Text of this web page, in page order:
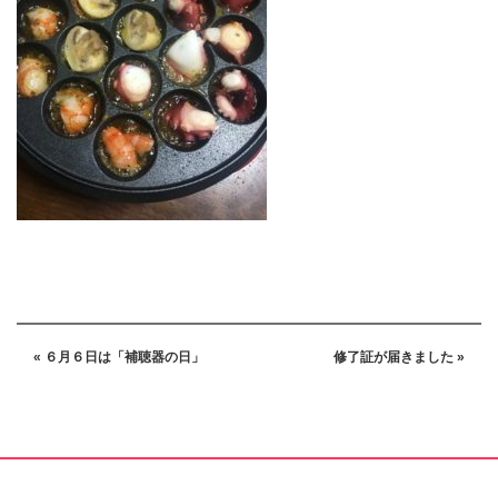
« ６月６日は「補聴器の日」 修了証が届きました »